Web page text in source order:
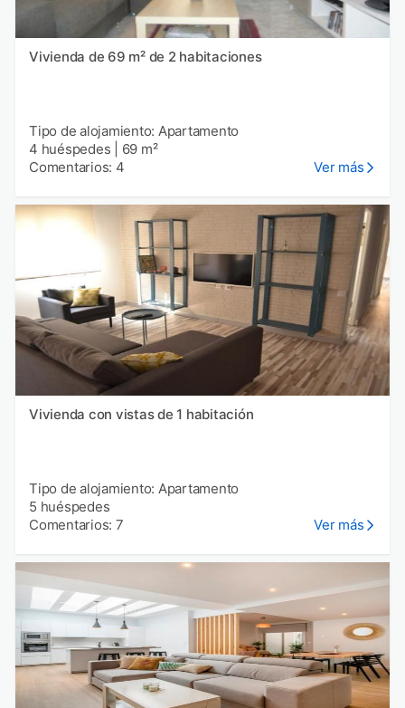
Vivienda de 69 m² de 2 habitaciones
Tipo de alojamiento: Apartamento
4 huéspedes
69 m²
Comentarios: 4
Ver más
Vivienda con vistas de 1 habitación
Tipo de alojamiento: Apartamento
5 huéspedes
Comentarios: 7
Ver más